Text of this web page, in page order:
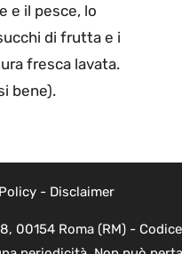
e il pesce, lo
di frutta e i
fresca lavata.
bene).
- Disclaimer
00154 Roma (RM) -